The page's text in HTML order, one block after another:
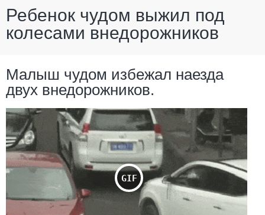
Ребенок чудом выжил под
колесами внедорожников
Малыш чудом избежал наезда
двух внедорожников.